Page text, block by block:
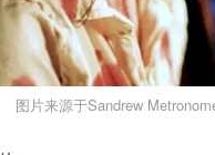
图片来源于Sandrew